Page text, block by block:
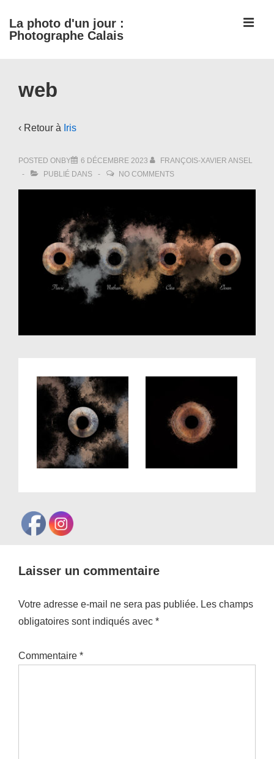
passer
au
La photo d'un jour :
Photographe Calais
Navigation
web
‹ Retour à Iris
POSTED ONBY 6 DÉCEMBRE 2023
FRANÇOIS-XAVIER ANSEL
PUBLIÉ DANS
NO COMMENTS
Laisser un commentaire
Votre adresse e-mail ne sera pas publiée. Les champs
obligatoires sont indiqués avec *
Commentaire *